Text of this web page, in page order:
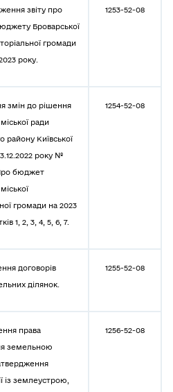
звіту про
Броварської
громади
року.
1253-52-08
змін до рішення
ради
району Київської
року №
бюджет
громади на 2023
1, 2, 3, 4, 5, 6, 7.
1254-52-08
договорів
ділянок.
1255-52-08
права
земельною
із землеустрою,
1256-52-08